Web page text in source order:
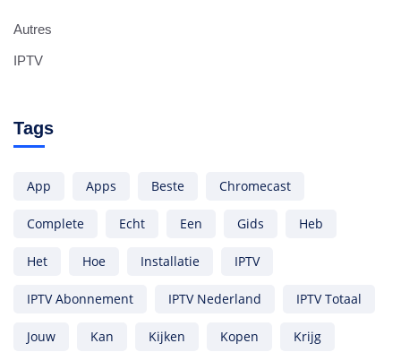
Autres
IPTV
Tags
App Apps Beste Chromecast
Complete Echt Een Gids Heb
Het Hoe Installatie IPTV
IPTV Abonnement IPTV Nederland IPTV Totaal
Jouw Kan Kijken Kopen Krijg